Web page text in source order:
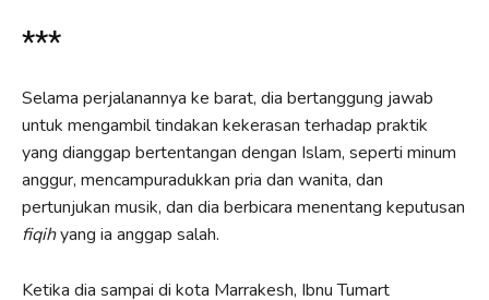
***
Selama perjalanannya ke barat, dia bertanggung jawab
untuk mengambil tindakan kekerasan terhadap praktik
yang dianggap bertentangan dengan Islam, seperti minum
anggur, mencampuradukkan pria dan wanita, dan
pertunjukan musik, dan dia berbicara menentang keputusan
fiqihyang ia anggap salah.
Ketika dia sampai di kota Marrakesh, Ibnu Tumart